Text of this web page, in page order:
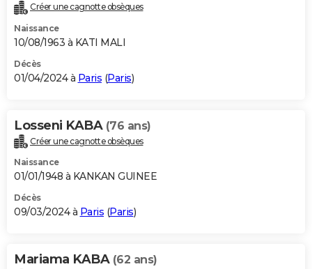
Créer une cagnotte obsèques
Naissance
10/08/1963 à KATI MALI
Décès
01/04/2024 à Paris (Paris)
Losseni KABA (76 ans)
Créer une cagnotte obsèques
Naissance
01/01/1948 à KANKAN GUINEE
Décès
09/03/2024 à Paris (Paris)
Mariama KABA (62 ans)